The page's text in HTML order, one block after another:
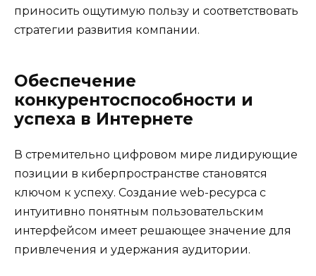
приносить ощутимую пользу и соответствовать
стратегии развития компании.
Обеспечение
конкурентоспособности и
успеха в Интернете
В стремительно цифровом мире лидирующие
позиции в киберпространстве становятся
ключом к успеху. Создание web-ресурса с
интуитивно понятным пользовательским
интерфейсом имеет решающее значение для
привлечения и удержания аудитории.